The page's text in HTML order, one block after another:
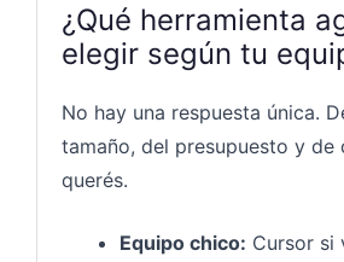
¿Qué herramienta
elegir según tu
No hay una respuesta única.
tamaño, del presupuesto y de
querés.
Equipo chico: Cursor si